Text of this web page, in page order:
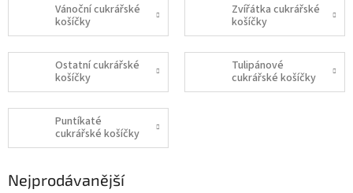
Vánoční cukrářské
košíčky
Zvířátka cukrářské
košíčky
Ostatní cukrářské
košíčky
Tulipánové
cukrářské košíčky
Puntíkaté
cukrářské košíčky
Nejprodávanější